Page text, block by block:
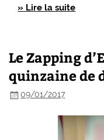
» Lire la suite
Le Zapping
quinzaine de
09/01/2017